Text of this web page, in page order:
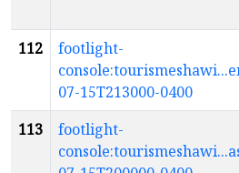
112
footlight-
07-15T213000-0400
113
footlight-